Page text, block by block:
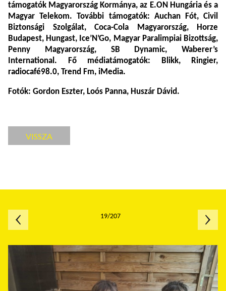
támogatók Magyarország Kormánya, az E.ON Hungária és a
Magyar Telekom. További támogatók: Auchan Fót, Civil
Biztonsági Szolgálat, Coca-Cola Magyarország, Horze
Budapest, Hungast, Ice’N’Go, Magyar Paralimpiai Bizottság,
Penny Magyarország, SB Dynamic, Waberer’s
International. Fő médiatámogatók: Blikk, Ringier,
radiocafé98.0, Trend Fm, iMedia.
Fotók: Gordon Eszter, Loós Panna, Huszár Dávid.
VISSZA
19/207